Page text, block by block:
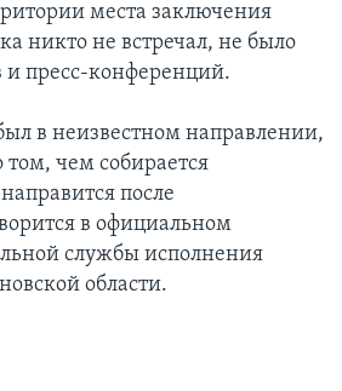
места заключения
никто не встречал, не было
пресс-конференций.
в неизвестном направлении,
чем собирается
после
в официальном
службы исполнения
области.